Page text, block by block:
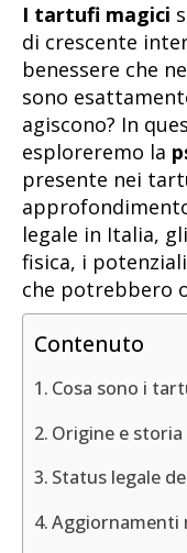
I tartufi magici
di crescente
benessere che
sono
agiscono? In
esploreremo la
presente nei
legale in Italia,
fisica, i
che potrebbero
Contenuto
Cosa sono i
Origine e storia
Status legale
Aggiornamenti